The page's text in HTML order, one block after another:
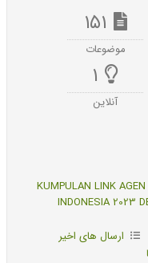
۱۵۱
موضوعات
۱
آنلاین
KUMPULAN LINK
INDONESIA 2023
ارسال های اخیر